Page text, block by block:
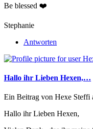
Be blessed ❤️
Stephanie
Antworten
Hallo ihr Lieben Hexen,…
Ein Beitrag von Hexe Steffi
Hallo ihr Lieben Hexen,